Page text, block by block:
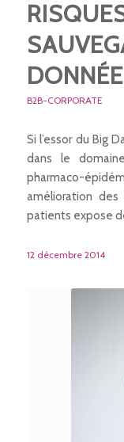
B2B-CORPORATE
Si l’essor du Big
dans le
pharmaco-
amélioration
patients expose
12 décembre 2014